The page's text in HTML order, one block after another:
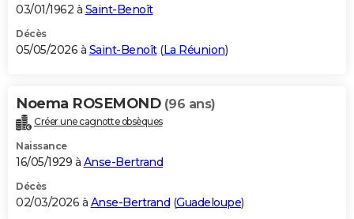
GUIDES D'ACHAT
BONS PLANS
Carte de Noël
Carte Bonne année
Carte Saint-Valentin
Carte Pâques
Carte d'anniversaire
DICTIONNAIRE
Dictionnaire
Biographies
Citations
Expressions
Proverbes
PROGRAMME TV
S'inscrire
Se connecter
Lycées
Collèges
Primaires
Universités
Entreprises
Service militaire
Avis de recherche
AVIS DE DÉCÈS
03/01/1962 à Saint-Benoît
Décès
05/05/2026 à Saint-Benoît(La Réunion)
Noema ROSEMOND (96 ans)
Créer une cagnotte obsèques
Naissance
16/05/1929 à Anse-Bertrand
Décès
02/03/2026 à Anse-Bertrand (Guadeloupe)